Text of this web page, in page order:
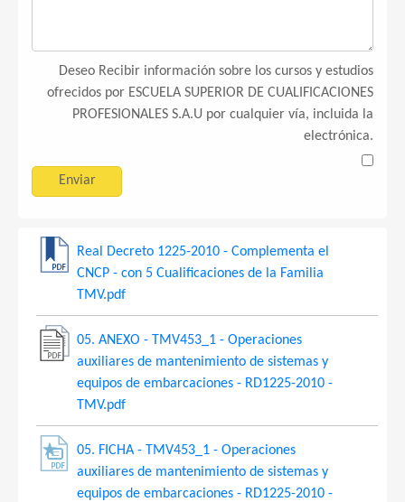
Deseo Recibir información sobre los cursos y estudios
ofrecidos por ESCUELA SUPERIOR DE CUALIFICACIONES
PROFESIONALES S.A.U por cualquier vía, incluida la
electrónica.
Real Decreto 1225-2010 - Complementa el
CNCP - con 5 Cualificaciones de la Familia
TMV.pdf
05. ANEXO - TMV453_1 - Operaciones
auxiliares de mantenimiento de sistemas y
equipos de embarcaciones - RD1225-2010 -
TMV.pdf
05. FICHA - TMV453_1 - Operaciones
auxiliares de mantenimiento de sistemas y
equipos de embarcaciones - RD1225-2010 -